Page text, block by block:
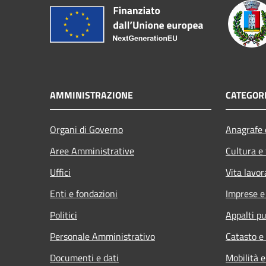
AMMINISTRAZIONE
Organi di Governo
Aree Amministrative
Uffici
Enti e fondazioni
Politici
Personale Amministrativo
Documenti e dati
Cultura
Vita
Imprese
Appalti
Catasto
Mobilità